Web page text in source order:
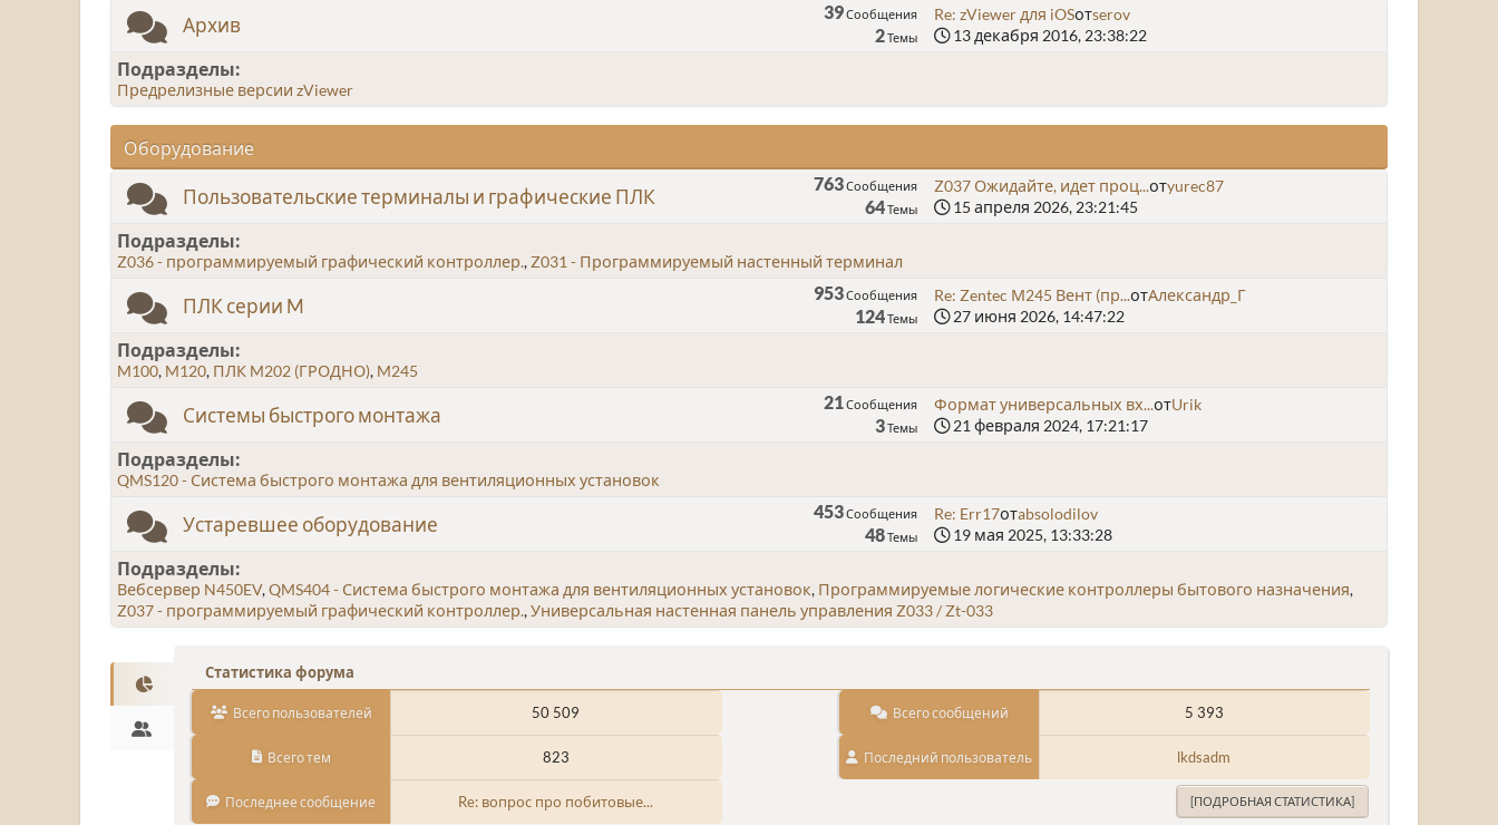
Архив
39Сообщения
2Темы
Re: zViewer для iOSотserov
13 декабря 2016, 23:38:22
Подразделы
Предрелизные версии zViewer
Оборудование
Пользовательские терминалы и графические ПЛК
763Сообщения
64Темы
Z037 Ожидайте, идет проц...отyurec87
15 апреля 2026, 23:21:45
Подразделы
Z036 - программируемый графический контроллер. Z031 - Программируемый настенный терминал
ПЛК серии M
953Сообщения
124Темы
Re: Zentec М245 Вент (пр...отАлександр_Г
27 июня 2026, 14:47:22
Подразделы
M100 M120 ПЛК M202 (ГРОДНО) M245
Системы быстрого монтажа
21Сообщения
3Темы
Формат универсальных вх...отUrik
21 февраля 2024, 17:21:17
Подразделы
QMS120 - Система быстрого монтажа для вентиляционных установок
Устаревшее оборудование
453Сообщения
48Темы
Re: Err17отabsolodilov
19 мая 2025, 13:33:28
Подразделы
Вебсервер N450EV QMS404 - Система быстрого монтажа для вентиляционных установок Программируемые логические контроллеры бытового назначения
Z037 - программируемый графический контроллер. Универсальная настенная панель управления Z033 / Zt-033
Статистика форума
Всего пользователей 50 509 Всего сообщений 5 393
Всего тем 823 Последний пользователь lkdsadm
Последнее сообщение Re: вопрос про побитовые... [ПОДРОБНАЯ СТАТИСТИКА]